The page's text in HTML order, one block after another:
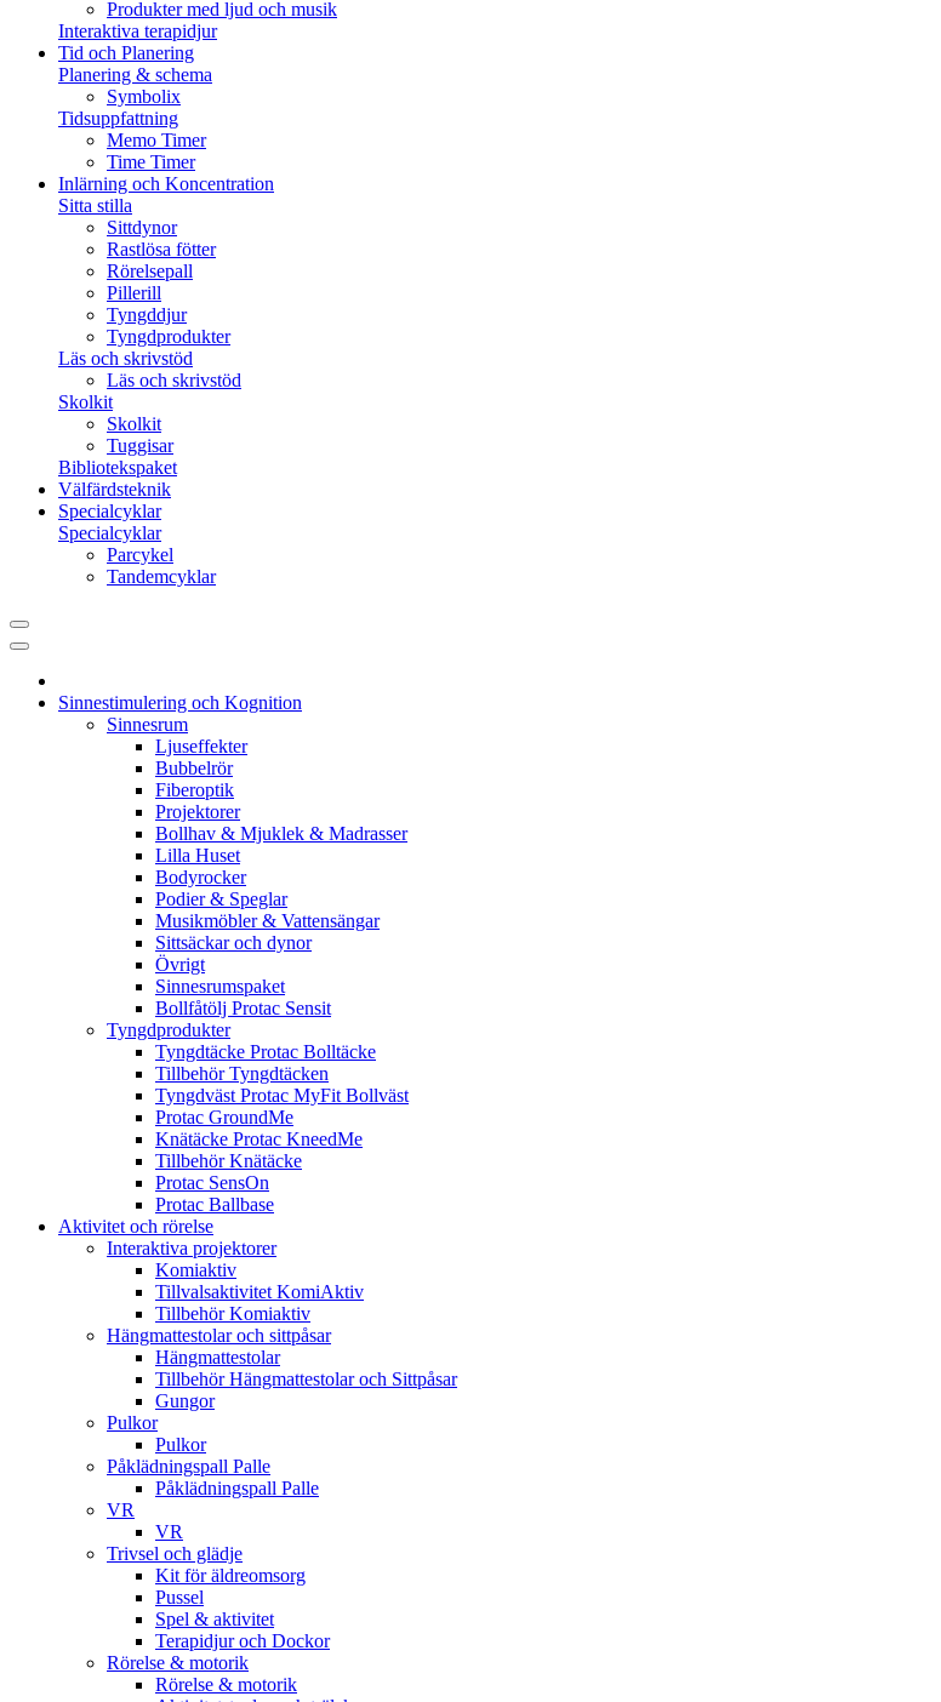
Produkter med ljud och musik
Interaktiva terapidjur
Tid och Planering
Planering & schema
Symbolix
Tidsuppfattning
Memo Timer
Time Timer
Inlärning och Koncentration
Sitta stilla
Sittdynor
Rastlösa fötter
Rörelsepall
Pillerill
Tyngddjur
Tyngdprodukter
Läs och skrivstöd
Läs och skrivstöd
Skolkit
Skolkit
Tuggisar
Bibliotekspaket
Välfärdsteknik
Specialcyklar
Specialcyklar
Parcykel
Tandemcyklar
Sinnestimulering och Kognition
Sinnesrum
Ljuseffekter
Bubbelrör
Fiberoptik
Projektorer
Bollhav & Mjuklek & Madrasser
Lilla Huset
Bodyrocker
Podier & Speglar
Musikmöbler & Vattensängar
Sittsäckar och dynor
Övrigt
Sinnesrumspaket
Bollfåtölj Protac Sensit
Tyngdprodukter
Tyngdtäcke Protac Bolltäcke
Tillbehör Tyngdtäcken
Tyngdväst Protac MyFit Bollväst
Protac GroundMe
Knätäcke Protac KneedMe
Tillbehör Knätäcke
Protac SensOn
Protac Ballbase
Aktivitet och rörelse
Interaktiva projektorer
Komiaktiv
Tillvalsaktivitet KomiAktiv
Tillbehör Komiaktiv
Hängmattestolar och sittpåsar
Hängmattestolar
Tillbehör Hängmattestolar och Sittpåsar
Gungor
Pulkor
Pulkor
Påklädningspall Palle
Påklädningspall Palle
VR
VR
Trivsel och glädje
Kit för äldreomsorg
Pussel
Spel & aktivitet
Terapidjur och Dockor
Rörelse & motorik
Rörelse & motorik